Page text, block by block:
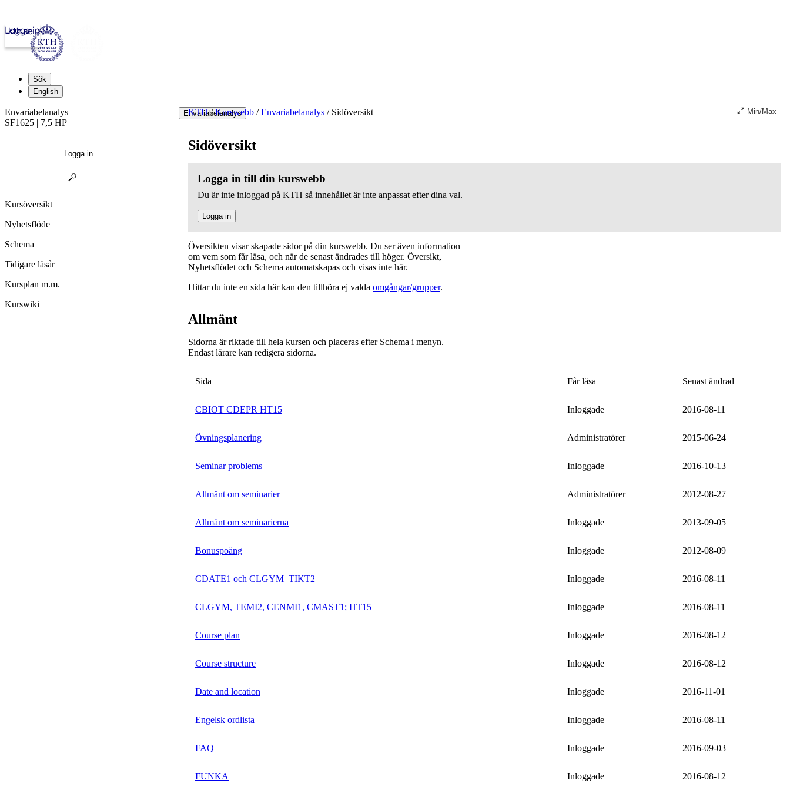
kth.se
Logga in
Sök
English
Envariabelanalys
KTH / Kurswebb / Envariabelanalys /Sidöversikt Min/Max
Sidöversikt
Logga in till din kurswebb
Du är inte inloggad på KTH så innehållet är inte anpassat efter dina val.
Logga in
Översikten visar skapade sidor på din kurswebb. Du ser även information
om vem som får läsa, och när de senast ändrades till höger. Översikt,
Nyhetsflödet och Schema automatskapas och visas inte här.
Hittar du inte en sida här kan den tillhöra ej valda omgångar/grupper.
Allmänt
Sidorna är riktade till hela kursen och placeras efter Schema i menyn.
Endast lärare kan redigera sidorna.
Sida Får läsa Senast ändrad
CBIOT CDEPR HT15 Inloggade 2016-08-11
Övningsplanering Administratörer 2015-06-24
Seminar problems Inloggade 2016-10-13
Allmänt om seminarier Administratörer 2012-08-27
Allmänt om seminarierna Inloggade 2013-09-05
Bonuspoäng Inloggade 2012-08-09
CDATE1 och CLGYM_TIKT2 Inloggade 2016-08-11
CLGYM, TEMI2, CENMI1, CMAST1; HT15 Inloggade 2016-08-11
Course plan Inloggade 2016-08-12
Course structure Inloggade 2016-08-12
Date and location Inloggade 2016-11-01
Engelsk ordlista Inloggade 2016-08-11
FAQ Inloggade 2016-09-03
FUNKA Inloggade 2016-08-12
Envariabelanalys
SF1625 | 7,5 HP
Logga in
Kursöversikt
Nyhetsflöde
Schema
Tidigare läsår
Kursplan m.m.
Kurswiki